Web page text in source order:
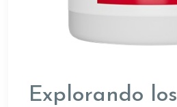
Explorando los